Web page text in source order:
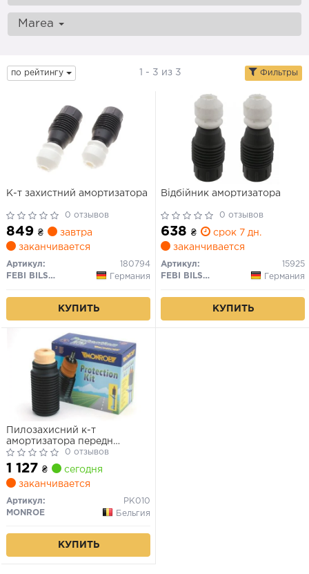
Marea
по рейтингу 1 - 3 из 3 Фильтры
К-т захистний амортизатора
0 отзывов
849 ₴
завтра
заканчивается
Артикул:
180794
FEBI BILSTEIN
Германия
КУПИТЬ
Відбійник амортизатора
0 отзывов
638 ₴
срок 7 дн.
заканчивается
Артикул:
15925
FEBI BILSTEIN
Германия
КУПИТЬ
Пилозахисний к-т
амортизатора передн
VOLVO 240, 260 FIAT
BRAVA, BRAVO I, MAREA
MITSUBISHI SIGMA 1.2-3.0
08.74-06.03
0 отзывов
1 127 ₴
сегодня
заканчивается
Артикул:
PK010
MONROE
Бельгия
КУПИТЬ